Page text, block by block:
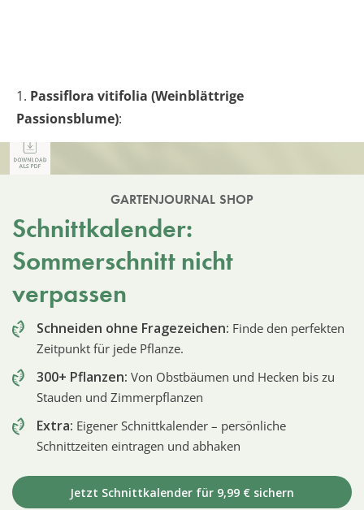
1. Passiflora vitifolia (Weinblättrige
Passionsblume):
GARTENJOURNAL SHOP
Schnittkalender:
Sommerschnitt nicht
verpassen
Schneiden ohne Fragezeichen: Finde den perfekten
Zeitpunkt für jede Pflanze.
300+ Pflanzen: Von Obstbäumen und Hecken bis zu
Stauden und Zimmerpflanzen
Extra: Eigener Schnittkalender – persönliche
Schnittzeiten eintragen und abhaken
Jetzt Schnittkalender für 9,99 € sichern